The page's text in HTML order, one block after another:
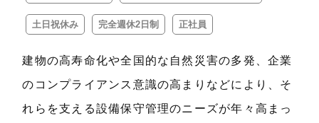
土日祝休み 完全週休2日制 正社員
建物の高寿命化や全国的な自然災害の多発、企業
のコンプライアンス意識の高まりなどにより、そ
れらを支える設備保守管理のニーズが年々高まっ